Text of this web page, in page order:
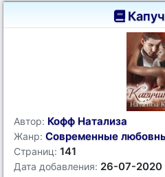
Автор: Кофф Натализа
Жанр: Современные
Страниц: 141
Дата добавления: 26-07-2020